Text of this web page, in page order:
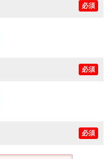
必須
必須
必須